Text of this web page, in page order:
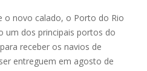
o novo calado, o Porto do Rio
um dos principais portos do
receber os navios de
entreguem em agosto de